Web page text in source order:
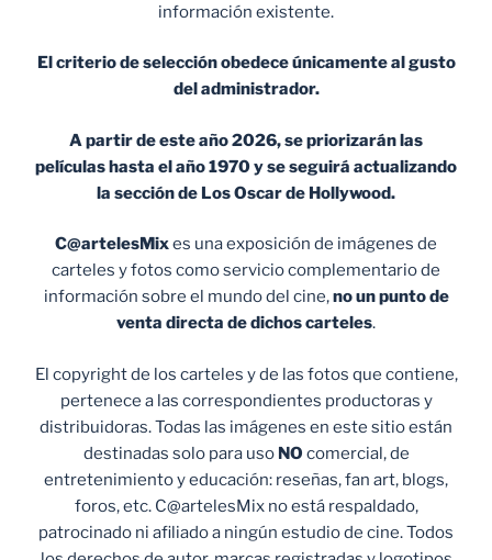
información existente.
El criterio de selección obedece únicamente al gusto
del administrador.
A partir de este año 2026, se priorizarán las
películas hasta el año 1970 y se seguirá actualizando
la sección de Los Oscar de Hollywood.
C@artelesMixes una exposición de imágenes de
carteles y fotos como servicio complementario de
información sobre el mundo del cine,no un punto de
venta directa de dichos carteles.
El copyright de los carteles y de las fotos que contiene,
pertenece a las correspondientes productoras y
distribuidoras. Todas las imágenes en este sitio están
destinadas solo para uso NO comercial, de
entretenimiento y educación: reseñas, fan art, blogs,
foros, etc. C@artelesMix no está respaldado,
patrocinado ni afiliado a ningún estudio de cine. Todos